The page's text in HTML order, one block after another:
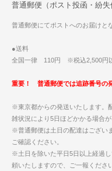
普通郵便（ポスト投函・紛失
普通郵便にてポストへのお届けと
●送料
全国一律 110円 ※税込2,500円
重要！ 普通郵便では追跡番号の
※東京都からの発送いたします。
雑状況により5日ほどかかる場合が
※普通郵便は土日の配達はござい
ご確認ください。
※土日を除いた平日5日以上経過
頼いたしますので、ご一報くださ